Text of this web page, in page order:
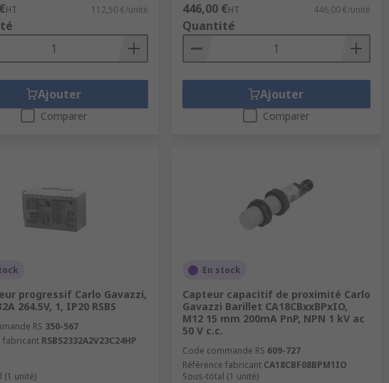
HT 112,50 €/unité
Ajouter
Comparer
446,00 €HT 446,00 €/unité
Quantité
Ajouter
Comparer
progressif Carlo Gavazzi,
264.5V, 1, IP20 RSBS
RS 350-567
fabricant RSBS2332A2V23C24HP
(1 unité)
En stock
Capteur capacitif de proximité Carlo
Gavazzi Barillet CA18CBxxBPxIO,
M12 15 mm 200mA PnP, NPN 1 kV ac
50 V c.c.
Code commande RS 609-727
Référence fabricant CA18CBF08BPM1IO
Sous-total (1 unité)